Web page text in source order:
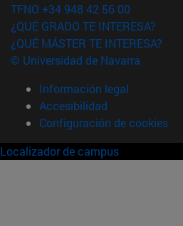
TFNO +34 948 42 56 00
¿QUÉ GRADO TE INTERESA?
¿QUÉ MÁSTER TE INTERESA?
© Universidad de Navarra
Información legal
Accesibilidad
Configuración de cookies
Localizador de campus